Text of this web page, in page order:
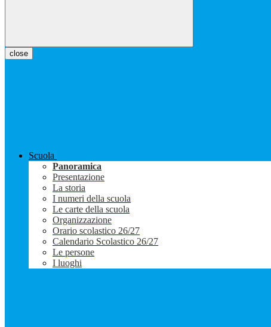
close
Scuola
Panoramica
Presentazione
La storia
I numeri della scuola
Le carte della scuola
Organizzazione
Orario scolastico 26/27
Calendario Scolastico 26/27
Le persone
I luoghi